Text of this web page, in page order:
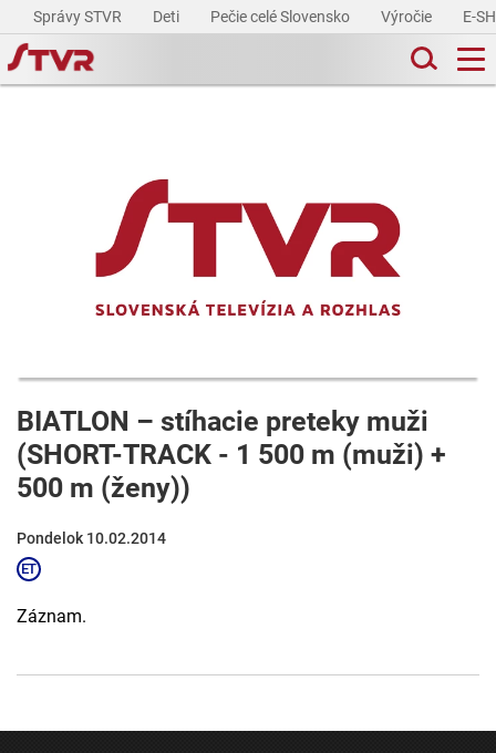
Správy STVR Deti Pečie celé Slovensko Výročie E-
BIATLON – stíhacie preteky muži
(SHORT-TRACK - 1 500 m (muži) +
500 m (ženy))
Pondelok 10.02.2014
Záznam.